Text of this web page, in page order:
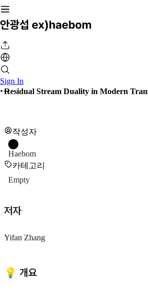
Sign In
Residual Stream Duality in Modern
작성자
Haebom
카테고리
Empty
저자
Yifan Zhang
💡 개요